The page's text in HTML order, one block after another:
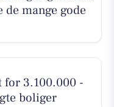
mange gode
for 3.100.000 -
boliger